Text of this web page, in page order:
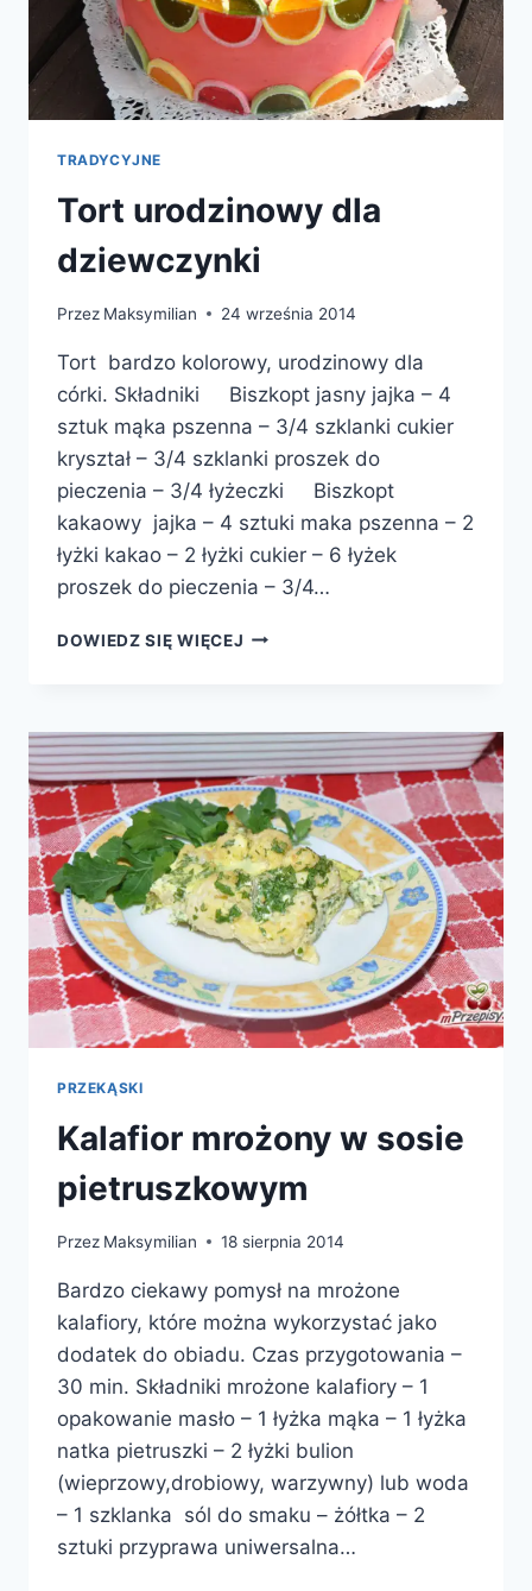
TRADYCYJNE
Tort urodzinowy dla
dziewczynki
Przez Maksymilian 24 września 2014
Tort bardzo kolorowy, urodzinowy dla
córki. Składniki Biszkopt jasny jajka – 4
sztuk mąka pszenna – 3/4 szklanki cukier
kryształ – 3/4 szklanki proszek do
pieczenia – 3/4 łyżeczki Biszkopt
kakaowy jajka – 4 sztuki maka pszenna – 2
łyżki kakao – 2 łyżki cukier – 6 łyżek
proszek do pieczenia – 3/4…
DOWIEDZ SIĘ WIĘCEJ TORT
PRZEKĄSKI
Kalafior mrożony w sosie
pietruszkowym
Przez Maksymilian 18 sierpnia 2014
Bardzo ciekawy pomysł na mrożone
kalafiory, które można wykorzystać jako
dodatek do obiadu. Czas przygotowania –
30 min. Składniki mrożone kalafiory – 1
opakowanie masło – 1 łyżka mąka – 1 łyżka
natka pietruszki – 2 łyżki bulion
(wieprzowy,drobiowy, warzywny) lub woda
– 1 szklanka sól do smaku – żółtka – 2
sztuki przyprawa uniwersalna…